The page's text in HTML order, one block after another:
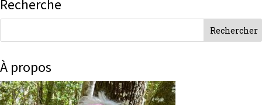
Recherche
À propos